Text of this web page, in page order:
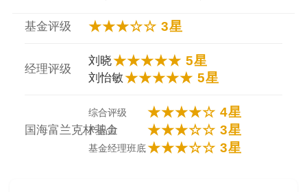
基金评级 ★★★☆☆ 3星
经理评级
刘晓★★★★★ 5星
刘怡敏★★★★★ 5星
国海富兰克林基金
综合评级 ★★★★☆ 4星
产品力 ★★★☆☆ 3星
基金经理班底★★★☆☆ 3星